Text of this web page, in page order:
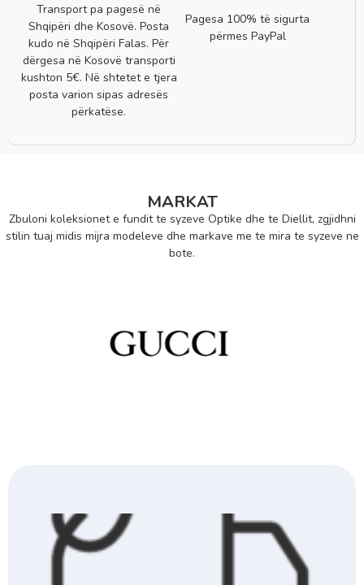
Transport pa pagesë në
Shqipëri dhe Kosovë. Posta
kudo në Shqipëri Falas. Për
dërgesa në Kosovë transporti
kushton 5€. Në shtetet e tjera
posta varion sipas adresës
përkatëse.
Pagesa 100% të sigurta
përmes PayPal
MARKAT
Zbuloni koleksionet e fundit te syzeve Optike dhe te Diellit, zgjidhni
stilin tuaj midis mijra modeleve dhe markave me te mira te syzeve ne
bote.